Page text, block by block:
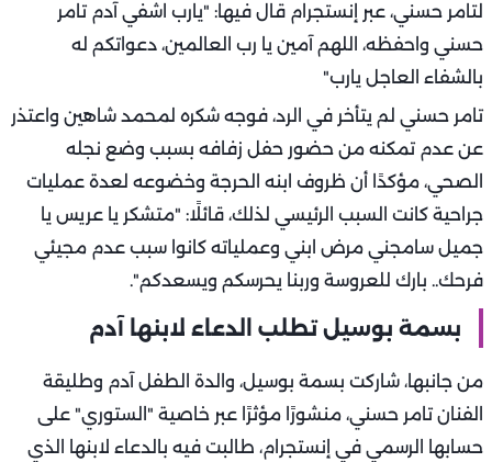
لتامر حسني، عبر إنستجرام قال فيها: "يارب اشفي آدم تامر
حسني واحفظه، اللهم آمين يا رب العالمين، دعواتكم له
بالشفاء العاجل يارب"
تامر حسني لم يتأخر في الرد، فوجه شكره لمحمد شاهين واعتذر
عن عدم تمكنه من حضور حفل زفافه بسبب وضع نجله
الصحي، مؤكدًا أن ظروف ابنه الحرجة وخضوعه لعدة عمليات
جراحية كانت السبب الرئيسي لذلك، قائلًا: "متشكر يا عريس يا
جميل سامجني مرض ابني وعملياته كانوا سبب عدم مجيئي
فرحك.. بارك للعروسة وربنا يحرسكم ويسعدكم".
بسمة بوسيل تطلب الدعاء لابنها آدم
من جانبها، شاركت بسمة بوسيل، والدة الطفل آدم وطليقة
الفنان تامر حسني، منشورًا مؤثرًا عبر خاصية "الستوري" على
حسابها الرسمي في إنستجرام، طالبت فيه بالدعاء لابنها الذي